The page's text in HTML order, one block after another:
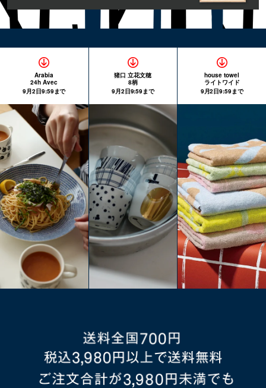
Arabia
24h Avec
9月2日9:59まで
猪口 立花文穂
8柄
9月2日9:59まで
house towel
ライトワイド
9月2日9:59まで